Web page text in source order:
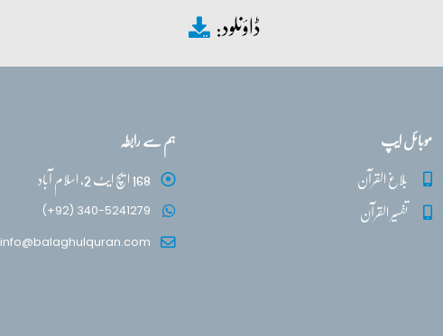
ڈاؤنلود:
موبائل ایپ
بلاغ القرآن
تفسیر القرآن
ہم سے رابطہ
168 ایچ ایٹ 2، اسلام آباد
(+92) 340-5241279
info@balaghulquran.com